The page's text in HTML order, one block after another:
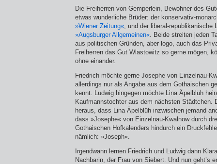
Die Freiherren von Gemperlein, Bewohner des
etwas wunderliche Brüder: der konservativ-
»Wiener Zeitung«, und der liberal-republikanische
»Augsburger Allgemeinen«. Beide streiten jeden
aus politischen Gründen, aber logo, auch das
Freiherren das Gut Wlastowitz so gerne mögen,
ohne einander.
Friedrich möchte gerne Josephe von Einzelnau-
allerdings nur als Angabe aus dem Gothaischen
kennt. Ludwig hingegen möchte Lina Äpelblüh
Kaufmannstochter aus dem nächsten Städtchen.
heraus, dass Lina Äpelblüh inzwischen jemand
dass »Josephe« von Einzelnau-Kwalnow durch
Gothaischen Hofkalenders hindurch ein
nämlich: »Joseph«.
Irgendwann lernen Friedrich und Ludwig dann
Nachbarin, der Frau von Siebert. Und nun geht’s